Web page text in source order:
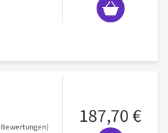
Bewertungen 187,70 €